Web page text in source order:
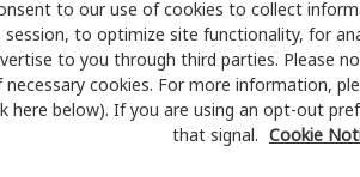
to our use of cookies to collect
session, to optimize site functionality, for
to you through third parties. Please
necessary cookies. For more information,
here below). If you are using an opt-out
that signal. Cookie
exámenes con profesionales
su consulta en Audiology
seguro para reducir sus gastos de
su experiencia de atención
sobre el seguro y con